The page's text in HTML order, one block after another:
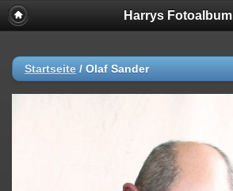
Harrys Fotoalbum
Startseite / Olaf Sander